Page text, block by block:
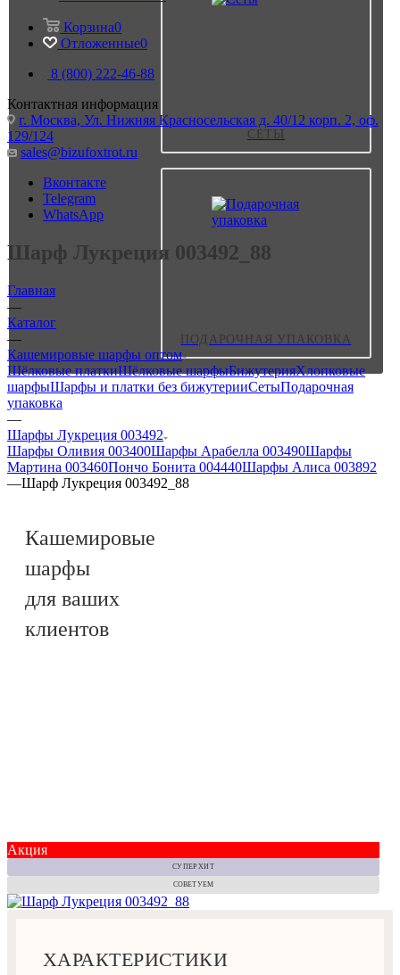
СЕТЫ
ПОДАРОЧНАЯ УПАКОВКА
Корзина0
Отложенные0
8 (800) 222-46-88
Контактная информация
г. Москва, Ул. Нижняя Красносельская д. 40/12 корп. 2, оф.
129/124
sales@bizufoxtrot.ru
Вконтакте
Telegram
WhatsApp
Шарф Лукреция 003492_88
Главная
—
Каталог
—
Кашемировые шарфы оптом
Шёлковые платкиШёлковые шарфыБижутерияХлопковые
шарфыШарфы и платки без бижутерииСетыПодарочная
упаковка
—
Шарфы Лукреция 003492
Шарфы Оливия 003400Шарфы Арабелла 003490Шарфы
Мартина 003460Пончо Бонита 004440Шарфы Алиса 003892
—Шарф Лукреция 003492_88
Кашемировые
шарфы
для ваших
клиентов
Акция
СУПЕР ХИТ
СОВЕТУЕМ
ХАРАКТЕРИСТИКИ